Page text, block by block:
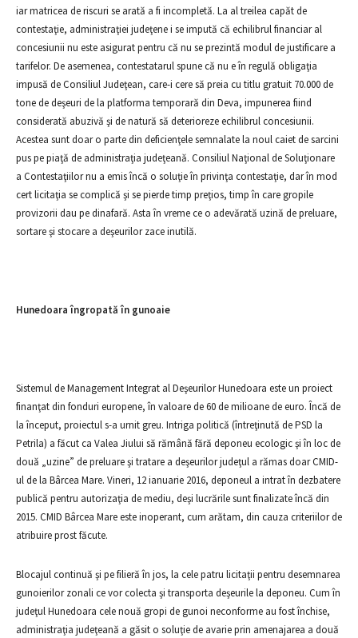
iar matricea de riscuri se arată a fi incompletă. La al treilea capăt de
contestaţie, administraţiei judeţene i se impută că echilibrul financiar al
concesiunii nu este asigurat pentru că nu se prezintă modul de justificare a
tarifelor. De asemenea, contestatarul spune că nu e în regulă obligaţia
impusă de Consiliul Judeţean, care-i cere să preia cu titlu gratuit 70.000 de
tone de deşeuri de la platforma temporară din Deva, impunerea fiind
considerată abuzivă şi de natură să deterioreze echilibrul concesiunii.
Acestea sunt doar o parte din deficienţele semnalate la noul caiet de sarcini
pus pe piaţă de administraţia judeţeană. Consiliul Naţional de Soluţionare
a Contestaţiilor nu a emis încă o soluţie în privinţa contestaţie, dar în mod
cert licitaţia se complică şi se pierde timp preţios, timp în care gropile
provizorii dau pe dinafară. Asta în vreme ce o adevărată uzină de preluare,
sortare şi stocare a deşeurilor zace inutilă.
Hunedoara îngropată în gunoaie
Sistemul de Management Integrat al Deşeurilor Hunedoara este un proiect
finanţat din fonduri europene, în valoare de 60 de milioane de euro. Încă de
la început, proiectul s-a urnit greu. Intriga politică (întreţinută de PSD la
Petrila) a făcut ca Valea Jiului să rămână fără deponeu ecologic şi în loc de
două „uzine” de preluare şi tratare a deşeurilor judeţul a rămas doar CMID-
ul de la Bârcea Mare. Vineri, 12 ianuarie 2016, deponeul a intrat în dezbatere
publică pentru autorizaţia de mediu, deşi lucrările sunt finalizate încă din
2015. CMID Bârcea Mare este inoperant, cum arătam, din cauza criteriilor de
atribuire prost făcute.
Blocajul continuă şi pe filieră în jos, la cele patru licitaţii pentru desemnarea
gunoierilor zonali ce vor colecta şi transporta deşeurile la deponeu. Cum în
judeţul Hunedoara cele nouă gropi de gunoi neconforme au fost închise,
administraţia judeţeană a găsit o soluţie de avarie prin amenajarea a două